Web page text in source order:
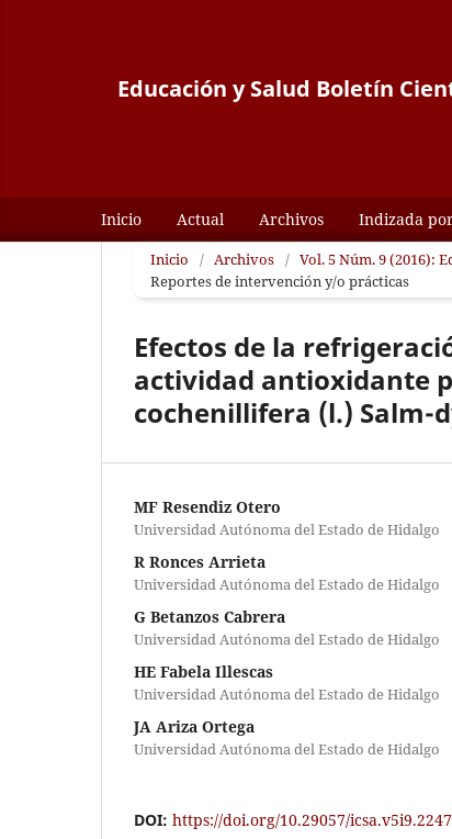
Educación y Salud Boletín
Inicio Actual Archivos Indizada
Inicio / Archivos / Vol. 5 Núm. 9 (2016):
Reportes de intervención y/o prácticas
Efectos de la
actividad antioxidante
cochenillifera (l.) Salm-
MF Resendiz Otero
Universidad Autónoma del Estado de Hidalgo
R Ronces Arrieta
Universidad Autónoma del Estado de Hidalgo
G Betanzos Cabrera
Universidad Autónoma del Estado de Hidalgo
HE Fabela Illescas
Universidad Autónoma del Estado de Hidalgo
JA Ariza Ortega
Universidad Autónoma del Estado de Hidalgo
DOI: https://doi.org/10.29057/icsa.v5i9.2247